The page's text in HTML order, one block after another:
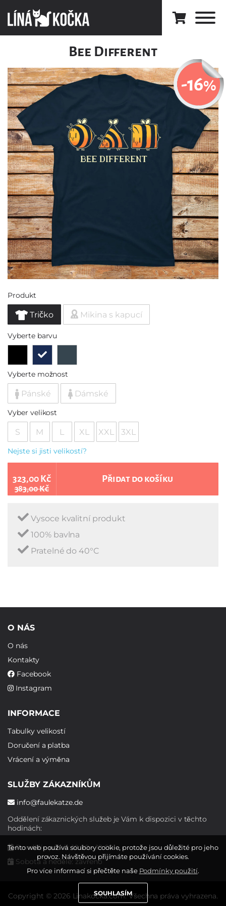
Bee Different
-16%
Produkt
Tričko Mikina s kapucí
Vyberte barvu
Vyberte možnost
Pánské Dámské
Vyber velikost
S M L XL XXL 3XL
Nejste si jisti velikostí?
323,00 Kč
383,00 Kč
Přidat do košíku
Vysoce kvalitní produkt
100% bavlna
Pratelné do 40°C
O NÁS
O nás
Kontakty
Facebook
Instagram
INFORMACE
Tabulky velikostí
Doručení a platba
Vrácení a výměna
SLUŽBY ZÁKAZNÍKŮM
info@faulekatze.de
Oddělení zákaznických služeb je Vám k dispozici v těchto
hodinách:
Pondělí - pátek: 10:00 - 19:00
Sobota a neděle: zavřeno
Copyright © 2026 Linakocka.com. Všechna práva vyhrazena.
Tento web používá soubory cookie, protože jsou důležité pro jeho
provoz. Návštěvou přijímáte používání cookies.
Pro více informací si přečtěte naše Podmínky použití.
SOUHLASÍM